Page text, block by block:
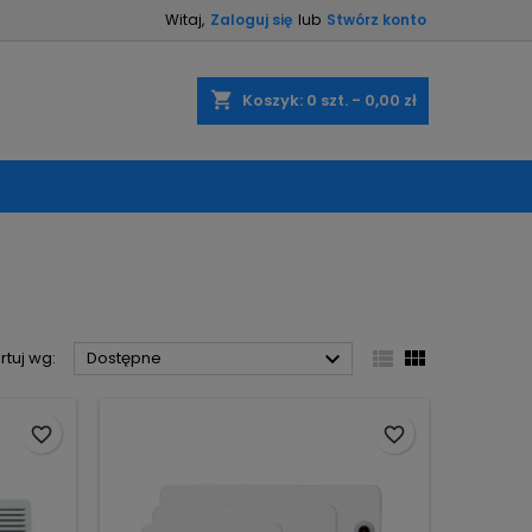
Witaj, Zaloguj się lub Stwórz konto
shopping_cart Koszyk: 0 szt. - 0,00 zł
wg: Dostępne   
favorite_border favorite_border